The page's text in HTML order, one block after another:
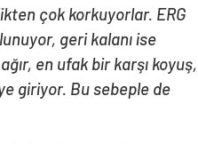
çok korkuyorlar. ERG
geri kalanı ise
en ufak bir karşı koyuş,
giriyor. Bu sebeple de